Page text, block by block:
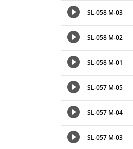
SL-058 M-03
SL-058 M-02
SL-058 M-01
SL-057 M-05
SL-057 M-04
SL-057 M-03